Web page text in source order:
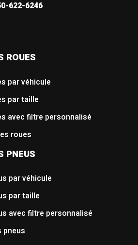
622-6246
ROUES
par véhicule
par taille
avec filtre personnalisé
roues
PNEUS
par véhicule
par taille
avec filtre personnalisé
pneus